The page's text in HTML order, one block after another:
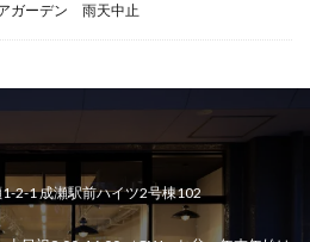
ガーデン 雨天中止
2-1 成瀬駅前ハイツ2号棟102